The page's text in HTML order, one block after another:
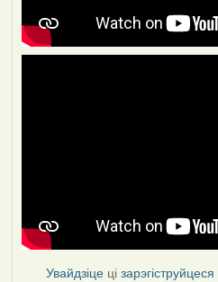
Увайдзіце цізарэгіструйцеся